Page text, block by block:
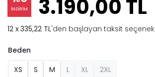
İNDİRİM 3.190,00 TL
335,22 TL'den başlayan taksit
Beden
XS
S M L XL 2XL